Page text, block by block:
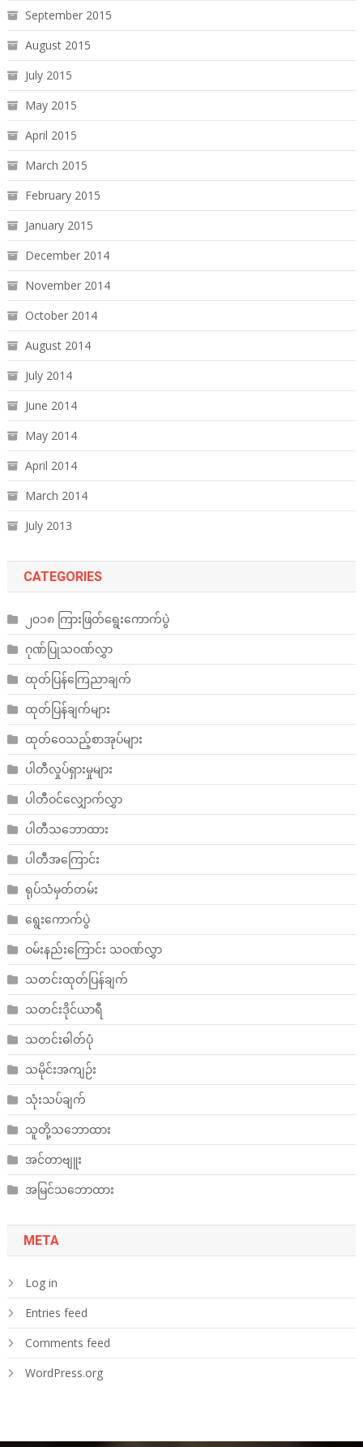
September 2015
August 2015
July 2015
May 2015
April 2015
March 2015
February 2015
January 2015
December 2014
November 2014
October 2014
August 2014
July 2014
June 2014
May 2014
April 2014
March 2014
July 2013
CATEGORIES
၂၀၁၈ ကြားဖြတ်ရွေးကောက်ပွဲ
ဂုဏ်ပြုသဝဏ်လွှာ
ထုတ်ပြန်ကြေညာချက်
ထုတ်ပြန်ချက်များ
ထုတ်ဝေသည့်စာအုပ်များ
ပါတီလှုပ်ရှားမှုများ
ပါတီဝင်လျှောက်လွှာ
ပါတီသဘောထား
ပါတီအကြောင်း
ရုပ်သံမှတ်တမ်း
ရွေးကောက်ပွဲ
ဝမ်းနည်းကြောင်း သဝဏ်လွှာ
သတင်းထုတ်ပြန်ချက်
သတင်းဒိုင်ယာရီ
သတင်းဓါတ်ပုံ
သမိုင်းအကျဉ်း
သုံးသပ်ချက်
သူတို့သဘောထား
အင်တာဗျူး
အမြင်သဘောထား
META
Log in
Entries feed
Comments feed
WordPress.org